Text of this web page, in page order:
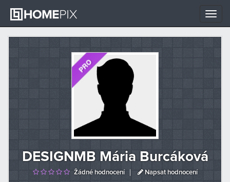
Toggle
DESIGNMB Mária Burcáková
Žádné hodnocení Napsat hodnocení